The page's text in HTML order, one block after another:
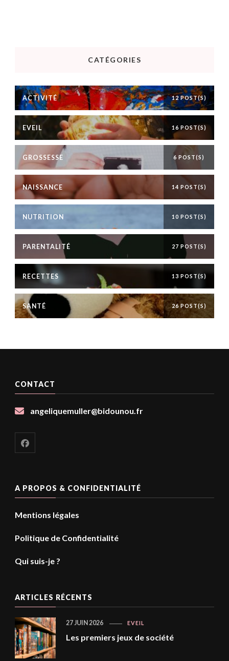
CATÉGORIES
ACTIVITÉ 12 POST(S)
EVEIL 16 POST(S)
GROSSESSE 6 POST(S)
NAISSANCE 14 POST(S)
NUTRITION 10 POST(S)
PARENTALITÉ 27 POST(S)
RECETTES 13 POST(S)
SANTÉ 26 POST(S)
CONTACT
angeliquemuller@bidounou.fr
A PROPOS & CONFIDENTIALITÉ
Mentions légales
Politique de Confidentialité
Qui suis-je ?
ARTICLES RÉCENTS
EVEIL
Les premiers jeux de société
27 JUIN 2026